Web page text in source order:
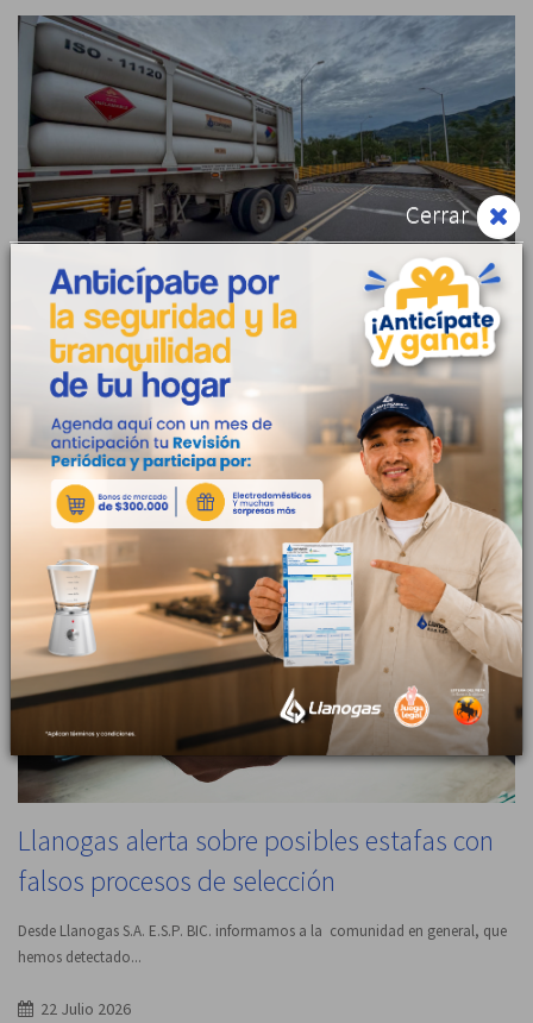
24 Julio 2026
Llanogas anuncia restablecimiento
temporal del suministro en El Dorado y El
Castillo
Llanogas S.A. E.S.P. BIC informa a la comunidad en general y sus usuarios en
los municipios de...
23 Julio 2026
Llanogas alerta sobre posibles estafas con
falsos procesos de selección
hemos detectado...
Cerrar